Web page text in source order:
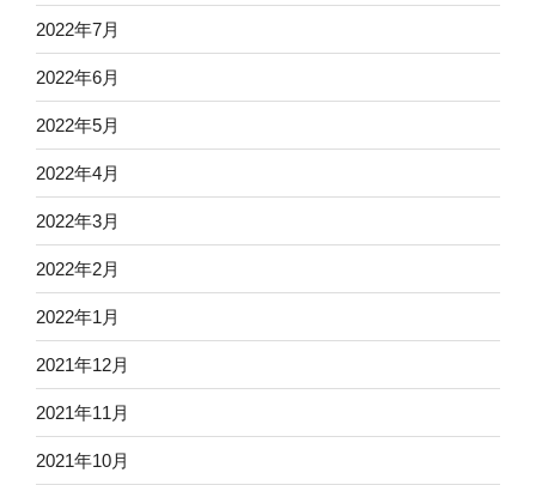
2022年7月
2022年6月
2022年5月
2022年4月
2022年3月
2022年2月
2022年1月
2021年12月
2021年11月
2021年10月